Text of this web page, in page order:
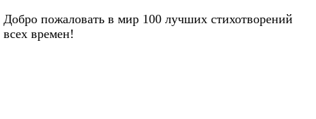
Добро пожаловать в мир 100 лучших стихотворений
всех времен!